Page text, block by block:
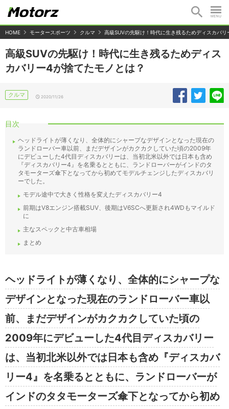
HOME モータースポーツ クルマ 高級SUVの先駆け！時代に生き残るためディスカバ
高級SUVの先駆け！時代に生き残るためディス
カバリー4が捨てたモノとは？
クルマ 2020/11/26
目次
ヘッドライトが薄くなり、全体的にシャープなデザインとなった現在の
ランドローバー車以前、まだデザインがカクカクしていた頃の2009年
にデビューした4代目ディスカバリーは、当初北米以外では日本も含め
『ディスカバリー4』を名乗るとともに、ランドローバーがインドのタ
タモーターズ傘下となってから初めてモデルチェンジしたディスカバリ
ーでした。
モデル途中で大きく性格を変えたディスカバリー4
前期はV8エンジン搭載SUV、後期はV6SCへ更新され4WDもマイルド
に
主なスペックと中古車相場
まとめ
ヘッドライトが薄くなり、全体的にシャープな
デザインとなった現在のランドローバー車以
前、まだデザインがカクカクしていた頃の
2009年にデビューした4代目ディスカバリー
は、当初北米以外では日本も含め『ディスカバ
リー4』を名乗るとともに、ランドローバーが
インドのタタモーターズ傘下となってから初め